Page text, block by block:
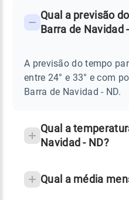
TEMPO
NAVIDAD
Perguntas
sobre
chuva
Qual a previsão
Barra de Navidad
A previsão do tempo
entre 24° e 33° e com
Barra de Navidad - ND.
Qual a
Navidad - ND?
Qual a média